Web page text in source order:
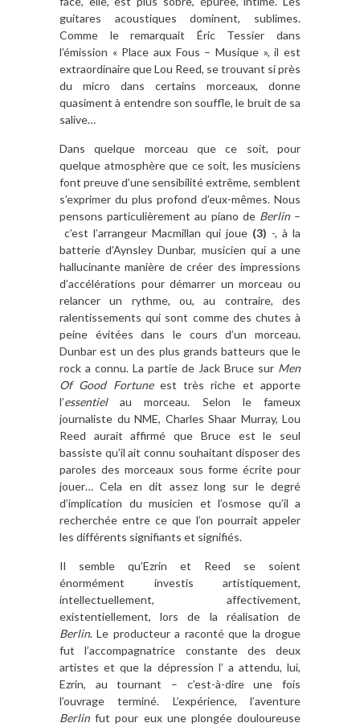
guitares acoustiques dominent, sublimes.
Comme le remarquait Éric Tessier dans
l’émission « Place aux Fous – Musique », il est
extraordinaire que Lou Reed, se trouvant si près
du micro dans certains morceaux, donne
quasiment à entendre son souffle, le bruit de sa
salive…
Dans quelque morceau que ce soit, pour
quelque atmosphère que ce soit, les musiciens
font preuve d’une sensibilité extrême, semblent
s’exprimer du plus profond d’eux-mêmes. Nous
pensons particulièrement au piano de Berlin –
c’est l’arrangeur Macmillan qui joue (3) -, à la
batterie d’Aynsley Dunbar, musicien qui a une
hallucinante manière de créer des impressions
d’accélérations pour démarrer un morceau ou
relancer un rythme, ou, au contraire, des
ralentissements qui sont comme des chutes à
peine évitées dans le cours d’un morceau.
Dunbar est un des plus grands batteurs que le
rock a connu. La partie de Jack Bruce sur Men
Of Good Fortuneest très riche et apporte
l’essentielau morceau. Selon le fameux
journaliste du NME, Charles Shaar Murray, Lou
Reed aurait affirmé que Bruce est le seul
bassiste qu’il ait connu souhaitant disposer des
paroles des morceaux sous forme écrite pour
jouer… Cela en dit assez long sur le degré
d’implication du musicien et l’osmose qu’il a
recherchée entre ce que l’on pourrait appeler
les différents signifiants et signifiés.
Il semble qu’Ezrin et Reed se soient
énormément investis artistiquement,
intellectuellement, affectivement,
existentiellement, lors de la réalisation de
Berlin. Le producteur a raconté que la drogue
fut l’accompagnatrice constante des deux
artistes et que la dépression l’ a attendu, lui,
Ezrin, au tournant – c’est-à-dire une fois
l’ouvrage terminé. L’expérience, l’aventure
Berlinfut pour eux une plongée douloureuse